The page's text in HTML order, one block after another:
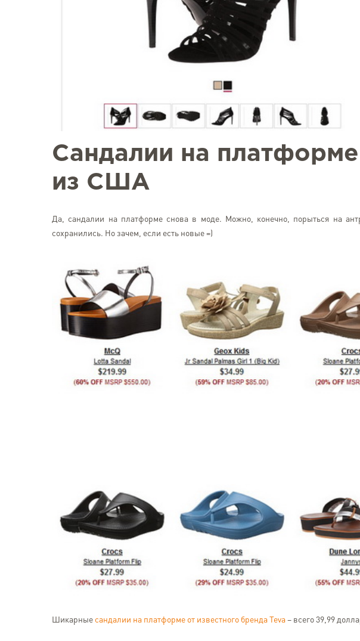
Сандалии на платформе
из США
Да, сандалии на платформе снова в моде. Можно, конечно, порыться на
сохранились. Но зачем, если есть новые =)
Шикарные сандалии на платформе от известного бренда Teva – всего 39,99